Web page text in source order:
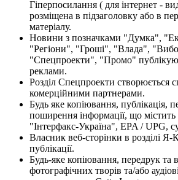
Гіперпосилання ( для інтернет -
розміщена в підзаголовку або в
матеріалу.
Новини з позначками "Думка",
"Регіони", "Гроші", "Влада",
"Спецпроекти", "Промо"
реклами.
Розділ Спецпроекти створюється
комерційними партнерами.
Будь яке копіювання, публікація,
поширення інформації, що
"Інтерфакс-Україна", EPA / UPG,
Власник веб-сторінки в розділі Я-
публікації.
Будь-яке копіювання, передрук та
фотографічних творів та/або